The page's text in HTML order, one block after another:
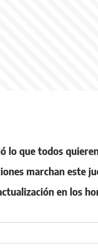
lo que todos
marchan este
en los